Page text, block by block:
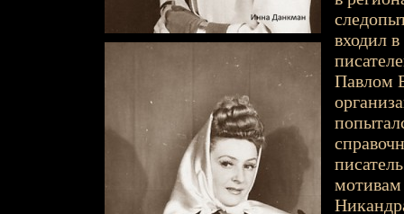
входил
Павлом
мотивам